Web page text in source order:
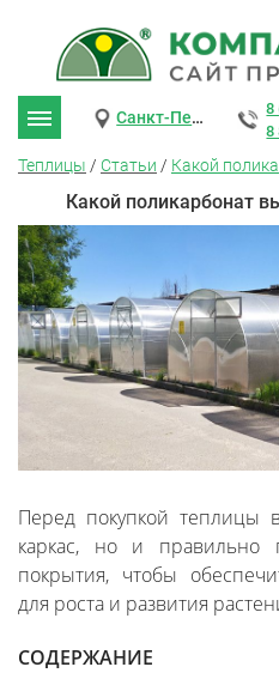
Санкт-Петербург
8
8
Теплицы / Статьи / Какой
Какой поликарбонат
Перед покупкой теплицы
каркас, но и правильно
покрытия, чтобы
для роста и развития
СОДЕРЖАНИЕ